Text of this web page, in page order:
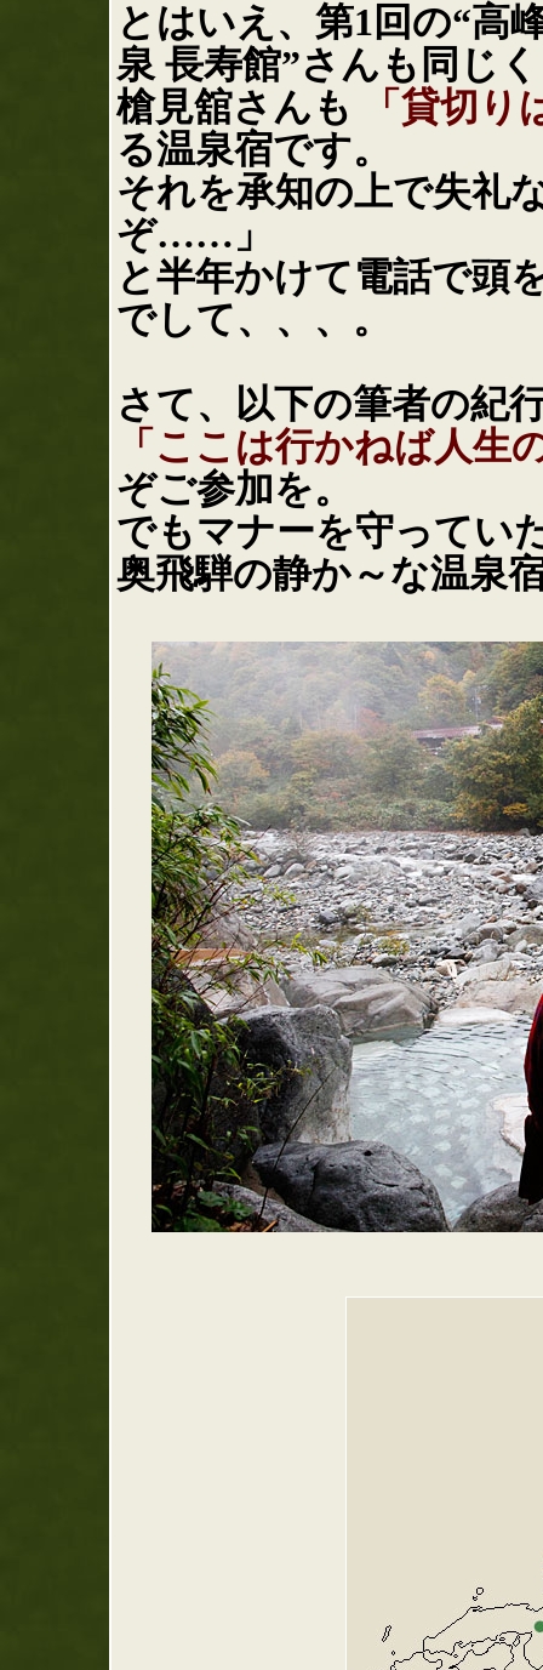
とはいえ、第1回の“高
泉 長寿館”さんも同じ
槍見舘さんも
「貸切
る温泉宿です。
それを承知の上で失礼
ぞ……」
と半年かけて電話で頭
でして、、、。
さて、以下の筆者の紀
「ここは行かねば人生
ぞご参加を。
でもマナーを守ってい
奥飛騨の静か～な温泉